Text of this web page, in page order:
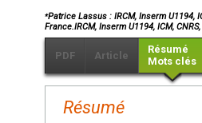
⁎Patrice Lassus : IRCM, Inserm U1194,
France.IRCM, Inserm U1194, ICM,
PDF Article
Résumé
Mots clés
Résumé